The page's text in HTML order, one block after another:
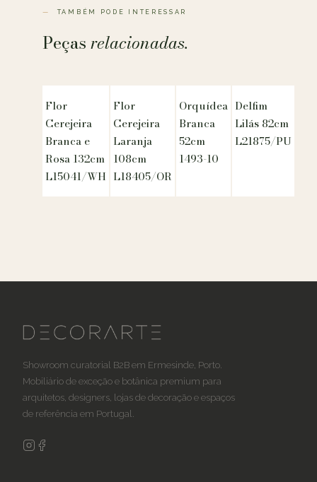
TAMBÉM PODE INTERESSAR
Peçasrelacionadas.
Flor
Cerejeira
Branca e
Rosa 132cm
L15041/WH
Flor
Cerejeira
Laranja
108cm
L18405/OR
Orquídea
Branca
52cm
1493-10
Delfim
Lilás 82cm
L21875/PU
Showroom curatorial B2B em Ermesinde, Porto.
Mobiliário de exceção e botânica premium para
arquitetos, designers, lojas de decoração e espaços
de referência em Portugal.